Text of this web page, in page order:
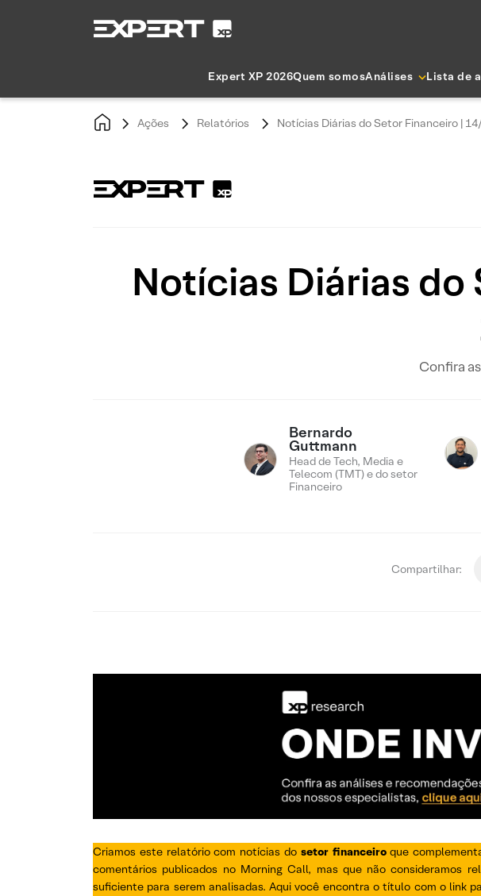
Expert XP 2026Quem somosAnálises Lista de
Ações Relatórios Notícias Diárias do Setor Financeiro |
Notícias Diárias
Confira
Bernardo
Guttmann
Head de Tech, Media e
Telecom (TMT) e do setor
Financeiro
Compartilhar:
Criamos este relatório com notícias do setor financeiroque
comentários publicados no Morning Call, mas que não consideramos
suficiente para serem analisadas. Aqui você encontra o título com o link